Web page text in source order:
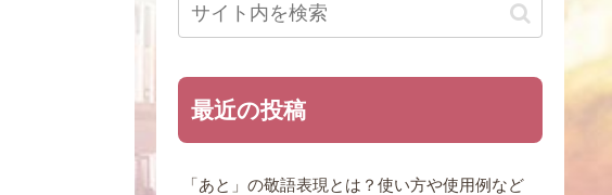
最近の投稿
「あと」の敬語表現とは？使い方や使用例など